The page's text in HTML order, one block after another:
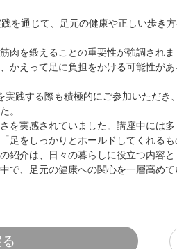
を通じて、足元の健康や正しい歩き
を鍛えることの重要性が強調されま
かえって足に負担をかける可能性が
践する際も積極的にご参加いただき
。
を実感されていました。講座中には
足をしっかりとホールドしてくれる
紹介は、日々の暮らしに役立つ内容と
で、足元の健康への関心を一層高め